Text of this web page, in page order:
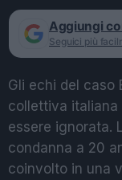
Aggiungi
Seguici più
Gli echi del caso
collettiva italiana
essere ignorata.
condanna a 20
coinvolto in una